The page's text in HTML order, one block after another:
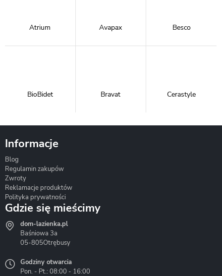
Atrium Avapax Besco
BioBidet Bravat Cerastyle
Hydrostop
Informacje
Blog
Regulamin zakupów
Zwroty
Reklamacje produktów
Polityka prywatności
Gdzie się mieścimy
dom-lazienka.pl
Baśniowa 3a
05-805Otrębusy
Godziny otwarcia
Pon. - Pt.: 08:00 - 16:00